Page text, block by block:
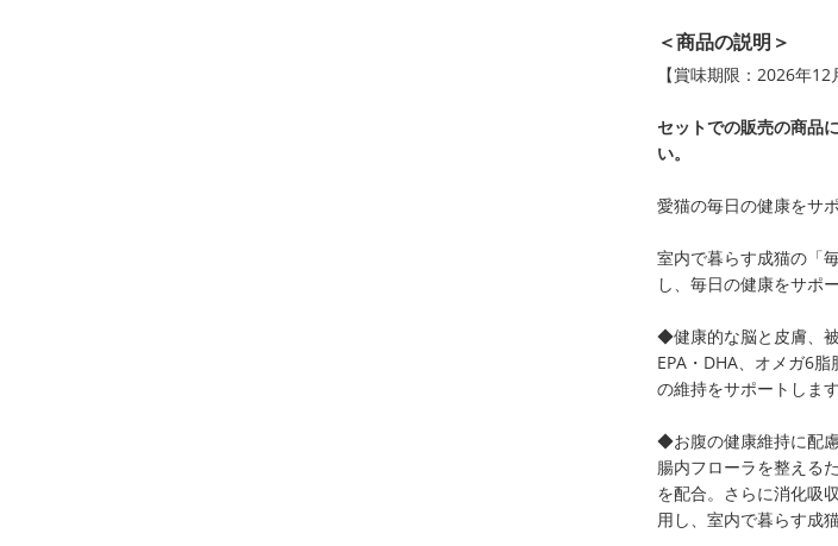
＜商品の説明＞
【賞味期限：2026年
セットでの販売の商品
い。
愛猫の毎日の健康をサ
室内で暮らす成猫の「
し、毎日の健康をサポ
◆健康的な脳と皮膚、
EPA・DHA、オメガ6
の維持をサポートします
◆お腹の健康維持に配
腸内フローラを整える
を配合。さらに消化吸
用し、室内で暮らす成